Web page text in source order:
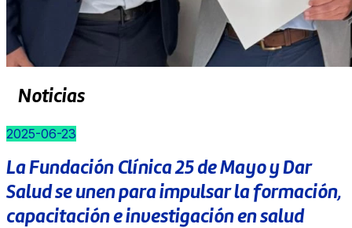
Noticias
2025-06-23
La Fundación Clínica 25 de Mayo y Dar
Salud se unen para impulsar la formación,
capacitación e investigación en salud